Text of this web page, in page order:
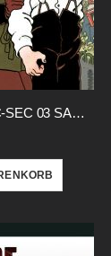
ADELE BLANC-SEC 03 SAMMELBAND